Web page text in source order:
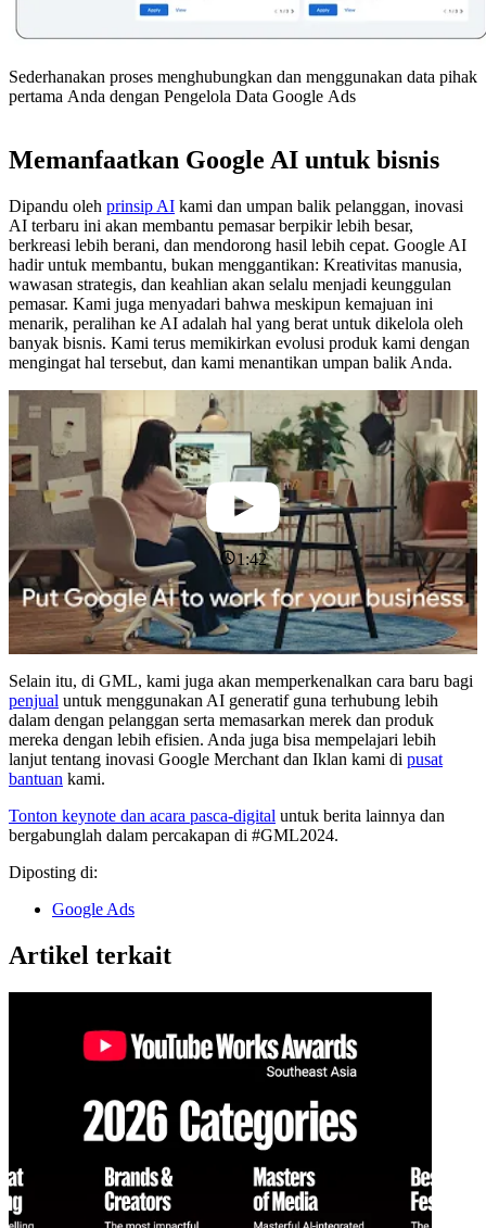
Sederhanakan proses menghubungkan dan menggunakan data pihak
pertama Anda dengan Pengelola Data Google Ads
Memanfaatkan Google AI untuk bisnis
Dipandu oleh prinsip AI kami dan umpan balik pelanggan, inovasi
AI terbaru ini akan membantu pemasar berpikir lebih besar,
berkreasi lebih berani, dan mendorong hasil lebih cepat. Google AI
hadir untuk membantu, bukan menggantikan: Kreativitas manusia,
wawasan strategis, dan keahlian akan selalu menjadi keunggulan
pemasar. Kami juga menyadari bahwa meskipun kemajuan ini
menarik, peralihan ke AI adalah hal yang berat untuk dikelola oleh
banyak bisnis. Kami terus memikirkan evolusi produk kami dengan
mengingat hal tersebut, dan kami menantikan umpan balik Anda.
1:42
Selain itu, di GML, kami juga akan memperkenalkan cara baru bagi
penjual untuk menggunakan AI generatif guna terhubung lebih
dalam dengan pelanggan serta memasarkan merek dan produk
mereka dengan lebih efisien. Anda juga bisa mempelajari lebih
lanjut tentang inovasi Google Merchant dan Iklan kami di pusat
bantuan kami.
Tonton keynote dan acara pasca-digital untuk berita lainnya dan
bergabunglah dalam percakapan di #GML2024.
Diposting di:
Google Ads
Artikel terkait